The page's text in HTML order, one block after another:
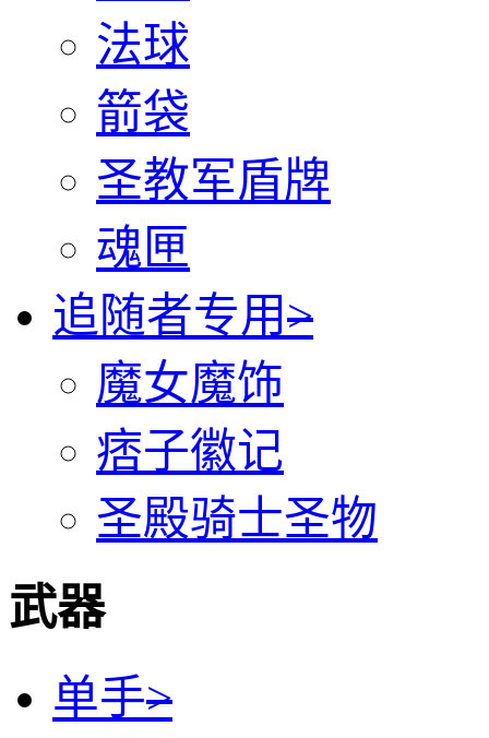
法球
箭袋
圣教军盾牌
魂匣
追随者专用>
魔女魔饰
痞子徽记
圣殿骑士圣物
武器
单手>